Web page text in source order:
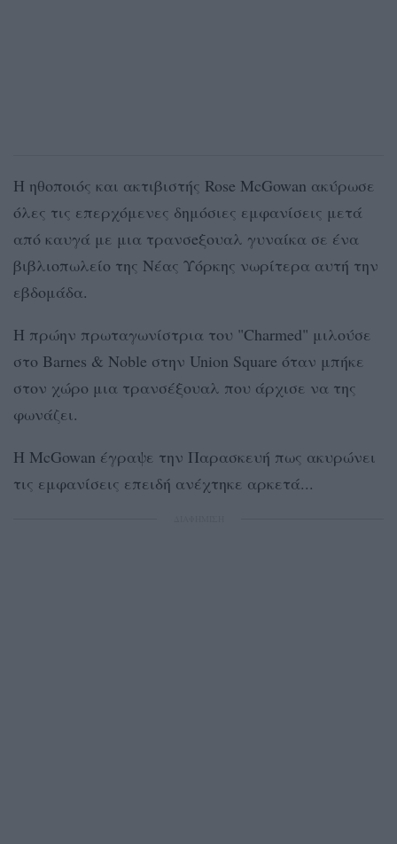
Η ηθοποιός και ακτιβιστής Rose McGowan ακύρωσε
όλες τις επερχόμενες δημόσιες εμφανίσεις μετά
από καυγά με μια τρανσeξουαλ γυναίκα σε ένα
βιβλιοπωλείο της Νέας Υόρκης νωρίτερα αυτή την
εβδομάδα.
Η πρώην πρωταγωνίστρια του "Charmed" μιλούσε
στο Barnes & Noble στην Union Square όταν μπήκε
στον χώρο μια τρανσέξουαλ που άρχισε να της
φωνάζει.
Η McGowan έγραψε την Παρασκευή πως ακυρώνει
τις εμφανίσεις επειδή ανέχτηκε αρκετά...